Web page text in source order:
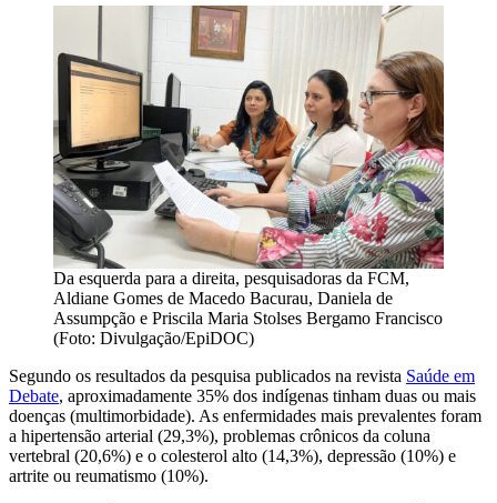
Da esquerda para a direita, pesquisadoras da FCM,
Aldiane Gomes de Macedo Bacurau, Daniela de
Assumpção e Priscila Maria Stolses Bergamo Francisco
(Foto: Divulgação/EpiDOC)
Segundo os resultados da pesquisa publicados na revista Saúde em
Debate, aproximadamente 35% dos indígenas tinham duas ou mais
doenças (multimorbidade). As enfermidades mais prevalentes foram
a hipertensão arterial (29,3%), problemas crônicos da coluna
vertebral (20,6%) e o colesterol alto (14,3%), depressão (10%) e
artrite ou reumatismo (10%).